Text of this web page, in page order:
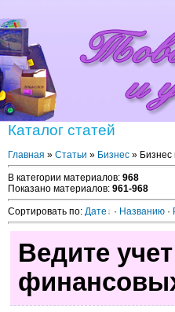
Каталог статей
Главная » Статьи » Бизнес »
В категории материалов: 968
Показано материалов: 961-968
Сортировать по: Дате · Названию ·
Ведите